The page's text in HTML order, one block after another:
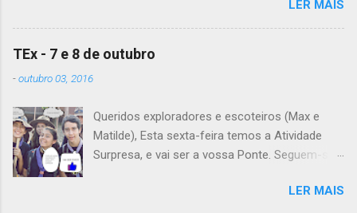
lanche (não pode ser dinheiro!), água, papel e
caneta. Para a Diana, a Inês, o Dawton,
Valentino e Rafael a atividade começa à 13h .
vão fazer a ponte com a TEx, vejam as
informações no post deles. Atenção: Ainda há
patrulhas que não enviaram o projeto da
até às 23:59. Alguma dúvida, liguem. Até
LER MAIS
TEx - 7 e 8 de outubro
-outubro 03, 2016
Queridos exploradores e escoteiros (Max e
Matilde), Esta sexta-feira temos a Atividade
Surpresa, e vai ser a vossa Ponte. Seguem-se
atividade! Encontro na Estação Fluvial deLER MAIS